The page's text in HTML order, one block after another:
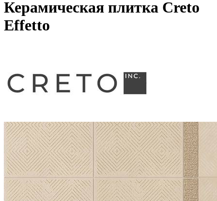
Керамическая плитка Creto
Effetto